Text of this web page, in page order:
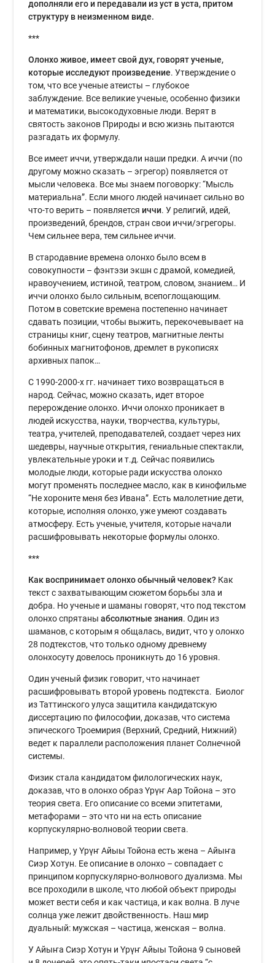
дополняли его и передавали из уст в уста, притом
структуру в неизменном виде.
***
Олонхо живое, имеет свой дух, говорят ученые,
которые исследуют произведение. Утверждение о
том, что все ученые атеисты – глубокое
заблуждение. Все великие ученые, особенно физики
и математики, высокодуховные люди. Верят в
святость законов Природы и всю жизнь пытаются
разгадать их формулу.
Все имеет иччи, утверждали наши предки. А иччи (по
другому можно сказать – эгрегор) появляется от
мысли человека. Все мы знаем поговорку: “Мысль
материальна”. Если много людей начинает сильно во
что-то верить – появляется иччи. У религий, идей,
произведений, брендов, стран свои иччи/эгрегоры.
Чем сильнее вера, тем сильнее иччи.
В стародавние времена олонхо было всем в
совокупности – фэнтэзи экшн с драмой, комедией,
нравоучением, истиной, театром, словом, знанием… И
иччи олонхо было сильным, всепоглощающим.
Потом в советские времена постепенно начинает
сдавать позиции, чтобы выжить, перекочевывает на
страницы книг, сцену театров, магнитные ленты
бобинных магнитофонов, дремлет в рукописях
архивных папок…
С 1990-2000-х гг. начинает тихо возвращаться в
народ. Сейчас, можно сказать, идет второе
перерождение олонхо. Иччи олонхо проникает в
людей искусства, науки, творчества, культуры,
театра, учителей, преподавателей, создает через них
шедевры, научные открытия, гениальные спектакли,
увлекательные уроки и т.д. Сейчас появились
молодые люди, которые ради искусства олонхо
могут променять последнее масло, как в кинофильме
“Не хороните меня без Ивана”. Есть малолетние дети,
которые, исполняя олонхо, уже умеют создавать
атмосферу. Есть ученые, учителя, которые начали
расшифровывать некоторые формулы олонхо.
***
Как воспринимает олонхо обычный человек? Как
текст с захватывающим сюжетом борьбы зла и
добра. Но ученые и шаманы говорят, что под текстом
олонхо спрятаныабсолютные знания. Один из
шаманов, с которым я общалась, видит, что у олонхо
28 подтекстов, что только одному древнему
олонхосуту довелось проникнуть до 16 уровня.
Один ученый физик говорит, что начинает
расшифровывать второй уровень подтекста. Биолог
из Таттинского улуса защитила кандидатскую
диссертацию по философии, доказав, что система
эпического Троемирия (Верхний, Средний, Нижний)
ведет к параллели расположения планет Солнечной
системы.
Физик стала кандидатом филологических наук,
доказав, что в олонхо образ Үрүҥ Аар Тойона – это
теория света. Его описание со всеми эпитетами,
метафорами – это что ни на есть описание
корпускулярно-волновой теории света.
Например, у Үрүҥ Айыы Тойона есть жена – Айыҥа
Сиэр Хотун. Ее описание в олонхо – совпадает с
принципом корпускулярно-волнового дуализма. Мы
все проходили в школе, что любой объект природы
может вести себя и как частица, и как волна. В луче
солнца уже лежит двойственность. Наш мир
дуальный: мужская – частица, женская – волна.
У Айыҥа Сиэр Хотун и Үрүҥ Айыы Тойона 9 сыновей